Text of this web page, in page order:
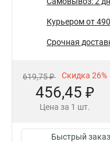
Курьером от
Срочная
619,75 ₽ Скидка 26%
456,45 ₽
Цена за 1 шт.
Быстрый заказ